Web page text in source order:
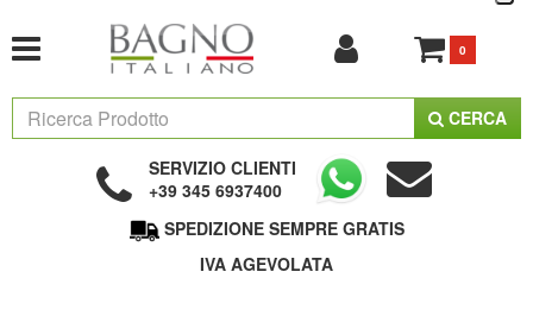
0
CERCA
SERVIZIO CLIENTI
+39 345 6937400
SPEDIZIONE SEMPRE GRATIS
IVA AGEVOLATA